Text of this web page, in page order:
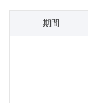
期間